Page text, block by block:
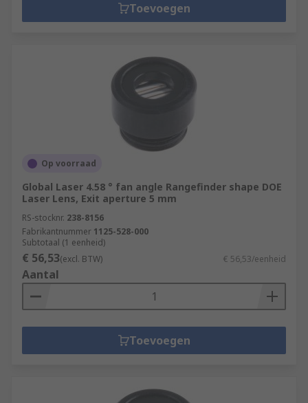
Toevoegen
Op voorraad
Global Laser 4.58 ° fan angle Rangefinder shape DOE
Laser Lens, Exit aperture 5 mm
RS-stocknr. 238-8156
Fabrikantnummer 1125-528-000
Subtotaal (1 eenheid)
€ 56,53(excl. BTW) € 56,53/eenheid
Aantal
Toevoegen